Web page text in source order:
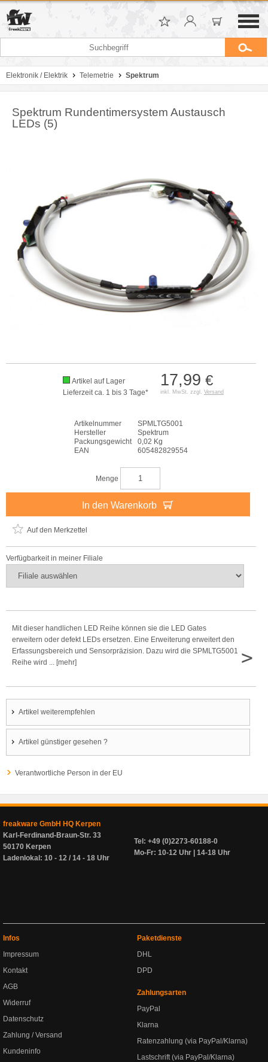
Elektronik / Elektrik Telemetrie Spektrum
Spektrum Rundentimersystem Austausch
LEDs (5)
17,99 €
inkl. MwSt. zzgl. Versand
Artikel auf Lager
Lieferzeit ca. 1 bis 3 Tage*
Artikelnummer
SPMLTG5001
Hersteller
Spektrum
Packungsgewicht
0,02 Kg
EAN
605482829554
Menge
In den Warenkorb
Auf den Merkzettel
Verfügbarkeit in meiner Filiale
Mit dieser handlichen LED Reihe können sie die LED Gates
erweitern oder defekt LEDs ersetzen. Eine Erweiterung erweitert den
Erfassungsbereich und Sensorpräzision. Dazu wird die SPMLTG5001
Reihe wird ... [mehr]
>
Artikel weiterempfehlen
Artikel günstiger gesehen ?
Verantwortliche Person in der EU
freakware GmbH HQ Kerpen
Karl-Ferdinand-Braun-Str. 33
50170 Kerpen
Ladenlokal: 10 - 12 / 14 - 18 Uhr
Tel: +49 (0)2273-60188-0
Mo-Fr: 10-12 Uhr | 14-18 Uhr
Infos
Impressum
Kontakt
AGB
Widerruf
Datenschutz
Zahlung / Versand
Kundeninfo
Paketdienste
DHL
DPD
Zahlungsarten
PayPal
Klarna
Ratenzahlung (via PayPal/Klarna)
Lastschrift (via PayPal/Klarna)